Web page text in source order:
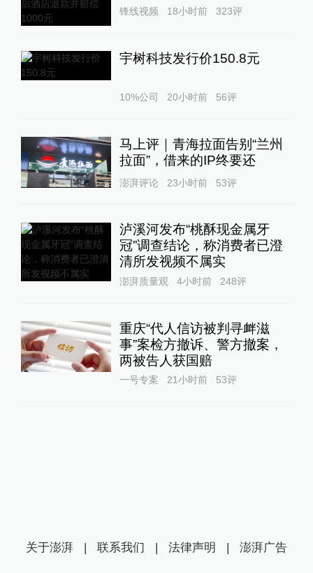
锋线视频 18小时前 323评
宇树科技发行价150.8元
10%公司 20小时前 56评
马上评｜青海拉面告别“兰州
拉面”，借来的IP终要还
澎湃评论 23小时前 53评
泸溪河发布“桃酥现金属牙
冠”调查结论，称消费者已澄
清所发视频不属实
澎湃质量观 4小时前 248评
重庆“代人信访被判寻衅滋
事”案检方撤诉、警方撤案，
两被告人获国赔
一号专案 21小时前 53评
关于澎湃 | 联系我们 | 法律声明 | 澎湃广告